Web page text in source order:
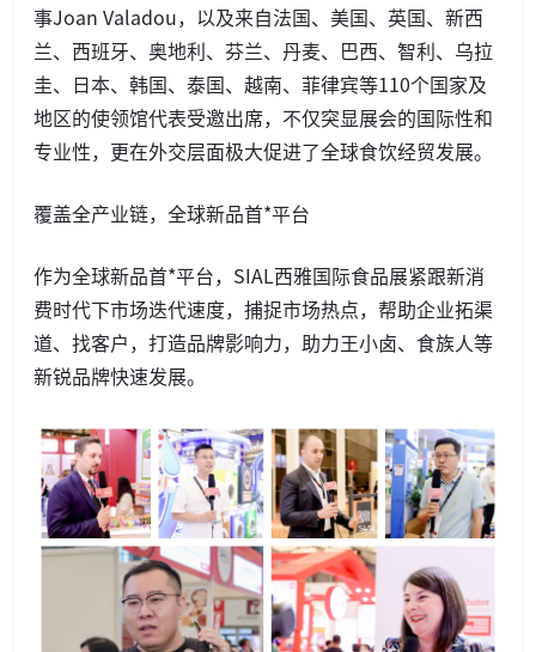
事Joan Valadou，以及来自法国、美国、英国、新西
兰、西班牙、奥地利、芬兰、丹麦、巴西、智利、乌拉
圭、日本、韩国、泰国、越南、菲律宾等110个国家及
地区的使领馆代表受邀出席，不仅突显展会的国际性和
专业性，更在外交层面极大促进了全球食饮经贸发展。
覆盖全产业链，全球新品首*平台
作为全球新品首*平台，SIAL西雅国际食品展紧跟新消
费时代下市场迭代速度，捕捉市场热点，帮助企业拓渠
道、找客户，打造品牌影响力，助力王小卤、食族人等
新锐品牌快速发展。